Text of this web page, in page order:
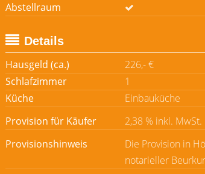
Abstellraum
Details
Hausgeld (ca.)
226,- €
Schlafzimmer
1
Küche
Einbauküche
Provision für Käufer
2,38 % inkl. MwSt.
Provisionshinweis
Die Provision in
notarieller